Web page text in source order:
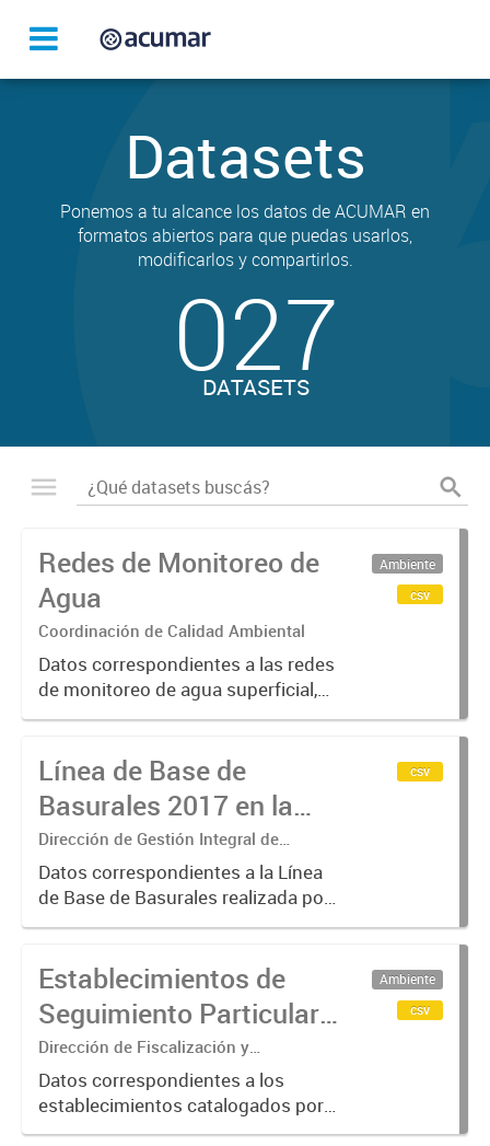
Datasets
Ponemos a tu alcance los datos de ACUMAR en
formatos abiertos para que puedas usarlos,
modificarlos y compartirlos.
027
DATASETS
Redes de Monitoreo de
Agua
Coordinación de Calidad Ambiental
Datos correspondientes a las redes
de monitoreo de agua superficial,
subterránea y humedales (cuerpos
información detallada se halla
disponible en la Base de Datos
Hidrológicos...
Ambiente
csv
Línea de Base de
Basurales 2017 en la
Cuenca Matanza
Riachuelo
Dirección de Gestión Integral de
Residuos Sólidos
Datos correspondientes a la Línea
de Base de Basurales realizada por
ACUMAR en 2017.
csv
Establecimientos de
Seguimiento Particular
en la Cuenca Matanza
Riachuelo (2016-2023)
Dirección de Fiscalización y
Adecuación Ambiental
Datos correspondientes a los
establecimientos catalogados por
ACUMAR como de "Seguimiento
Ambiente
csv